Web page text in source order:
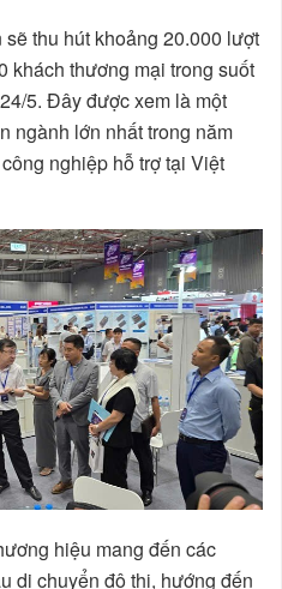
thu hút khoảng 20.000 lượt
khách thương mại trong suốt
5. Đây được xem là một
ngành lớn nhất trong năm
nghiệp hỗ trợ tại Việt
hiệu mang đến các
di chuyển đô thị, hướng đến